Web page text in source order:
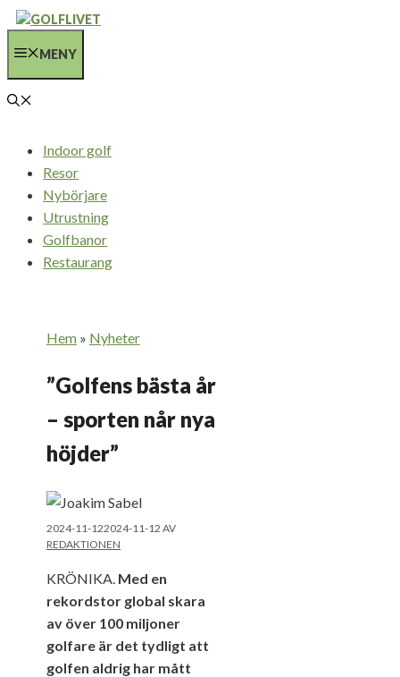
Hoppa
innehållMENY
Indoor golf
Resor
Nybörjare
Utrustning
Golfbanor
Restaurang
Hem » Nyheter
”Golfens bästa år
– sporten når nya
höjder”
2024-11-122024-11-12 AV
REDAKTIONEN
KRÖNIKA. Med en
rekordstor global skara
av över 100 miljoner
golfare är det tydligt att
golfen aldrig har mått